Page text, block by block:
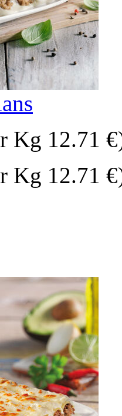
Kg 12.71
Kg 12.71